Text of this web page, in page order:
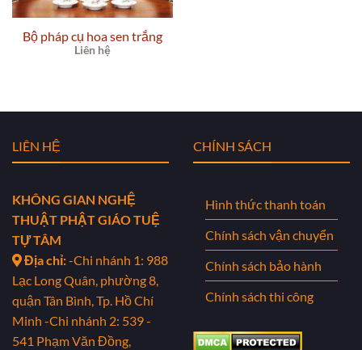
Bộ pháp cụ hoa sen trắng
Liên hệ
LIÊN HỆ
KHÔNG GIAN NGHỆ
THUẬT PHẬT GIÁO TUỆ
TỰ TÂM
Địa chỉ:-Chi nhánh 1: 988
Lạc Long Quân, phường 8,
quận Tân Bình, Tp. Hồ Chí
Minh -Chi nhánh 2: 539 -
541 Phạm Văn Đồng,
CHÍNH SÁCH
Hình thức thanh toán
Chính sách vận chuyển
Chính sách bảo hành
Chính sách thi công